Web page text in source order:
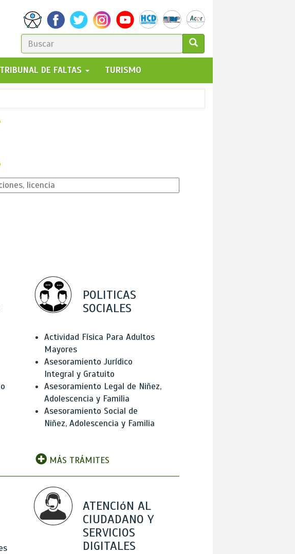
FORMULARIO
DE
BÚSQUEDA
GO!
TRIBUNAL DE FALTAS TURISMO
POLITICAS
SOCIALES
Actividad Física Para Adultos
Mayores
Asesoramiento Jurídico
Integral y Gratuito
Asesoramiento Legal de Niñez,
Adolescencia y Familia
Asesoramiento Social de
Niñez, Adolescencia y Familia
MÁS TRÁMITES
ATENCIóN AL
CIUDADANO Y
SERVICIOS
DIGITALES